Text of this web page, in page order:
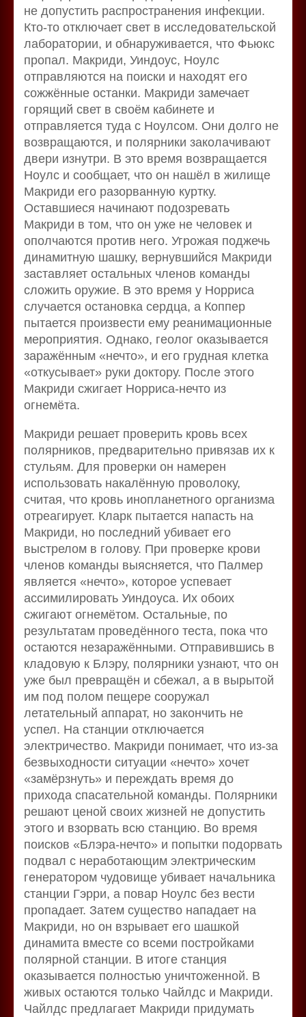
не допустить распространения инфекции.
Кто-то отключает свет в исследовательской
лаборатории, и обнаруживается, что Фьюкс
пропал. Макриди, Уиндоус, Ноулс
отправляются на поиски и находят его
сожжённые останки. Макриди замечает
горящий свет в своём кабинете и
отправляется туда с Ноулсом. Они долго не
возвращаются, и полярники заколачивают
двери изнутри. В это время возвращается
Ноулс и сообщает, что он нашёл в жилище
Макриди его разорванную куртку.
Оставшиеся начинают подозревать
Макриди в том, что он уже не человек и
ополчаются против него. Угрожая поджечь
динамитную шашку, вернувшийся Макриди
заставляет остальных членов команды
сложить оружие. В это время у Норриса
случается остановка сердца, а Коппер
пытается произвести ему реанимационные
мероприятия. Однако, геолог оказывается
заражённым «нечто», и его грудная клетка
«откусывает» руки доктору. После этого
Макриди сжигает Норриса-нечто из
огнемёта.
Макриди решает проверить кровь всех
полярников, предварительно привязав их к
стульям. Для проверки он намерен
использовать накалённую проволоку,
считая, что кровь инопланетного организма
отреагирует. Кларк пытается напасть на
Макриди, но последний убивает его
выстрелом в голову. При проверке крови
членов команды выясняется, что Палмер
является «нечто», которое успевает
ассимилировать Уиндоуса. Их обоих
сжигают огнемётом. Остальные, по
результатам проведённого теста, пока что
остаются незаражёнными. Отправившись в
кладовую к Блэру, полярники узнают, что он
уже был превращён и сбежал, а в вырытой
им под полом пещере сооружал
летательный аппарат, но закончить не
успел. На станции отключается
электричество. Макриди понимает, что из-за
безвыходности ситуации «нечто» хочет
«замёрзнуть» и переждать время до
прихода спасательной команды. Полярники
решают ценой своих жизней не допустить
этого и взорвать всю станцию. Во время
поисков «Блэра-нечто» и попытки подорвать
подвал с неработающим электрическим
генератором чудовище убивает начальника
станции Гэрри, а повар Ноулс без вести
пропадает. Затем существо нападает на
Макриди, но он взрывает его шашкой
динамита вместе со всеми постройками
полярной станции. В итоге станция
оказывается полностью уничтоженной. В
живых остаются только Чайлдс и Макриди.
Чайлдс предлагает Макриди придумать